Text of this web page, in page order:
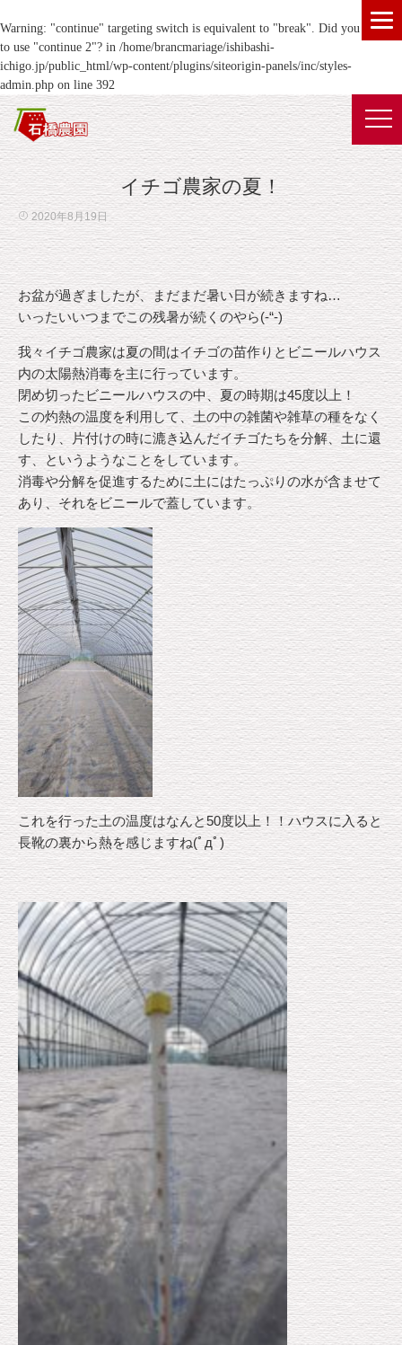
Warning: "continue" targeting switch is equivalent to "break". Did you mean
to use "continue 2"? in /home/brancmariage/ishibashi-
ichigo.jp/public_html/wp-content/plugins/siteorigin-panels/inc/styles-
admin.php on line 392
イチゴ農家の夏！
2020年8月19日
お盆が過ぎましたが、まだまだ暑い日が続きますね…
いったいいつまでこの残暑が続くのやら(-“-)
我々イチゴ農家は夏の間はイチゴの苗作りとビニールハウス
内の太陽熱消毒を主に行っています。
閉め切ったビニールハウスの中、夏の時期は45度以上！
この灼熱の温度を利用して、土の中の雑菌や雑草の種をなく
したり、片付けの時に漉き込んだイチゴたちを分解、土に還
す、というようなことをしています。
消毒や分解を促進するために土にはたっぷりの水が含ませて
あり、それをビニールで蓋しています。
これを行った土の温度はなんと50度以上！！ハウスに入ると
長靴の裏から熱を感じますね(ﾟдﾟ)